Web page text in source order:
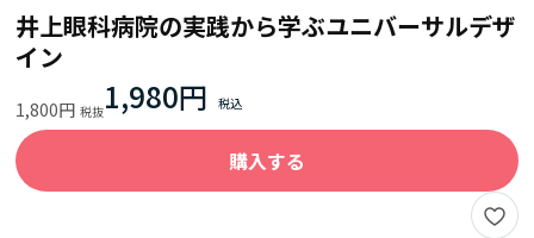
井上眼科病院の実践から学ぶユニバーサルデザ
イン
1,800円 1,980円
購入する